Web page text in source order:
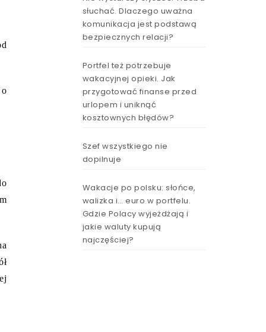
słuchać. Dlaczego uważna
komunikacja jest podstawą
bezpiecznych relacji?
Portfel też potrzebuje
wakacyjnej opieki. Jak
przygotować finanse przed
urlopem i uniknąć
kosztownych błędów?
Szef wszystkiego nie
dopilnuje
Wakacje po polsku: słońce,
walizka i… euro w portfelu.
Gdzie Polacy wyjeżdżają i
jakie waluty kupują
najczęściej?